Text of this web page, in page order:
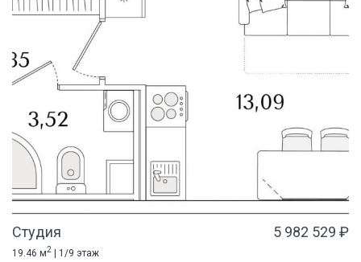
Студия 5 982 529 ₽
19.46 м2
| 1/9 этаж